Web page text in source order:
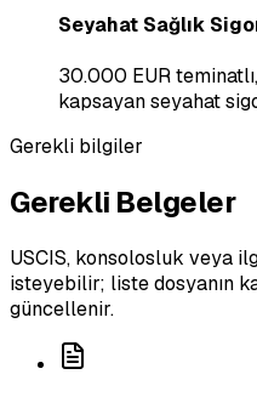
Seyahat Sağlık
30.000 EUR
kapsayan seyahat
Gerekli bilgiler
Gerekli Belgeler
USCIS, konsolosluk veya
isteyebilir; liste dosyanın
güncellenir.